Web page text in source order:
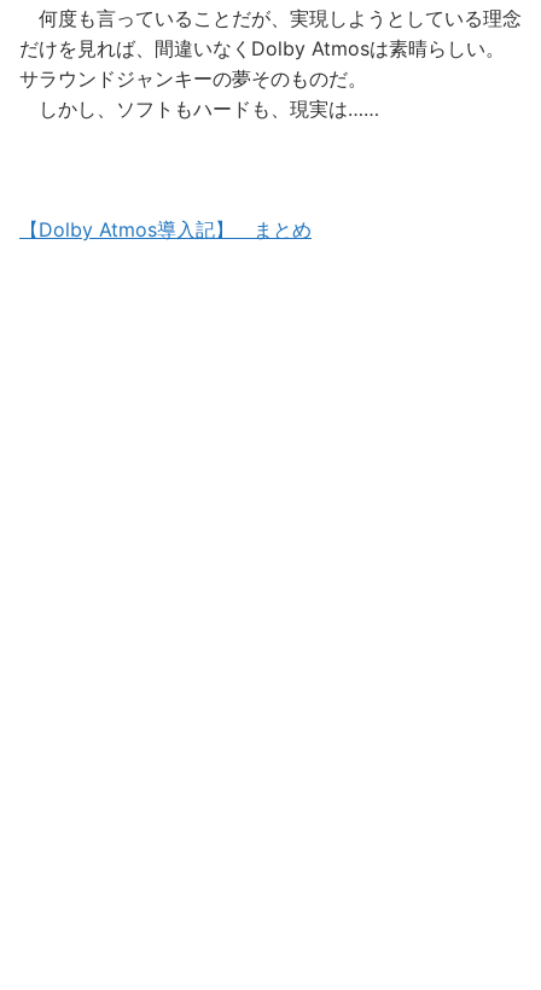
何度も言っていることだが、実現しようとしている理念
だけを見れば、間違いなくDolby Atmosは素晴らしい。
サラウンドジャンキーの夢そのものだ。
しかし、ソフトもハードも、現実は……
【Dolby Atmos導入記】 まとめ